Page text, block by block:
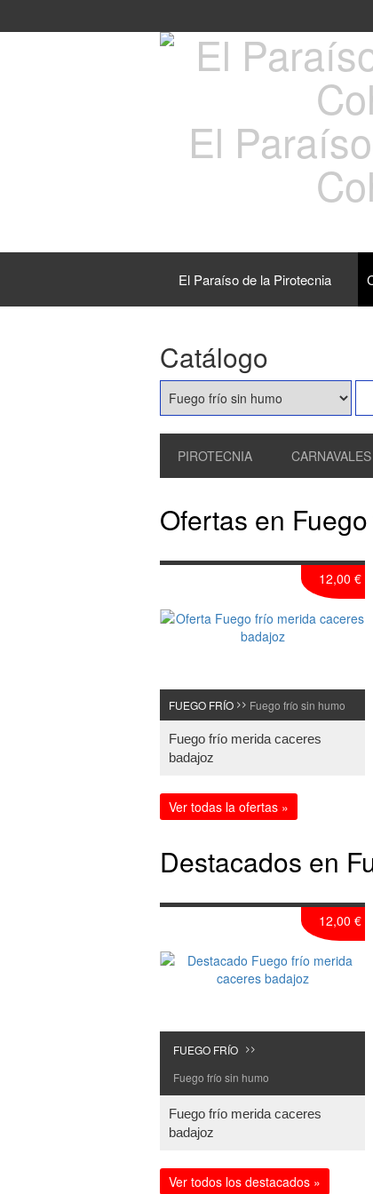
El
El Paraíso de la Pirotecnia
Catálogo
PIROTECNIA CARNAVALES
Ofertas en
FUEGO FRÍO >> Fuego frío sin humo
Fuego frío merida caceres
badajoz
12,00 €
Ver todas la ofertas »
Destacados en
FUEGO FRÍO >>
Fuego frío sin humo
Fuego frío merida caceres
badajoz
12,00 €
Ver todos los destacados »